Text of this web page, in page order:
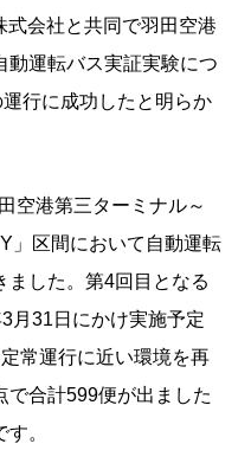
式会社と共同で羽田空港
動運転バス実証実験につ
行に成功したと明らか
空港第三ターミナル～
」区間において自動運転
ました。第4回目となる
月31日にかけ実施予定
常運行に近い環境を再
で合計599便が出ました
。